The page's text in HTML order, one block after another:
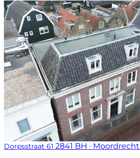
Dorpsstraat 61 2841 BH · Moordrecht